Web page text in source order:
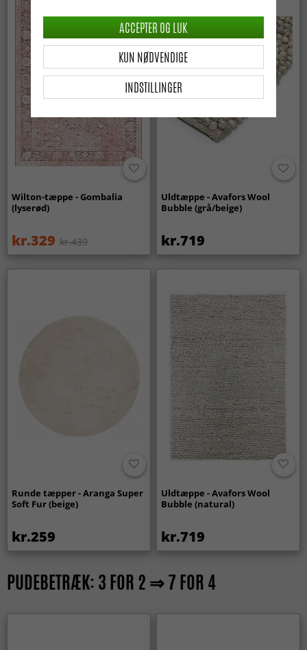
Wilton-tæppe - Gombalia
(lyserød)
kr.329 kr.439
Uldtæppe - Avafors Wool
Bubble (grå/beige)
kr.719
Runde tæpper - Aranga Super
Soft Fur (beige)
kr.259
Uldtæppe - Avafors Wool
Bubble (natural)
kr.719
PUDEBETRÆK: 3 FOR 2 ⇒ 7 FOR 4
INDSTILLINGER
KUN NØDVENDIGE
ACCEPTER OG LUK